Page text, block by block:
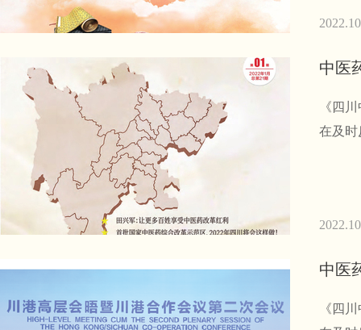
中医
《四
在及时
中医
《四